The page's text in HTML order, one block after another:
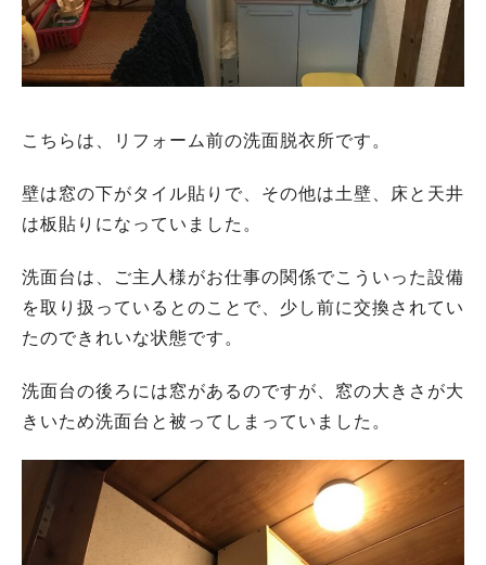
こちらは、リフォーム前の洗面脱衣所です。
壁は窓の下がタイル貼りで、その他は土壁、床と天井
は板貼りになっていました。
洗面台は、ご主人様がお仕事の関係でこういった設備
を取り扱っているとのことで、少し前に交換されてい
たのできれいな状態です。
洗面台の後ろには窓があるのですが、窓の大きさが大
きいため洗面台と被ってしまっていました。